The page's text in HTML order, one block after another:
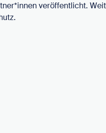
veröffentlicht.